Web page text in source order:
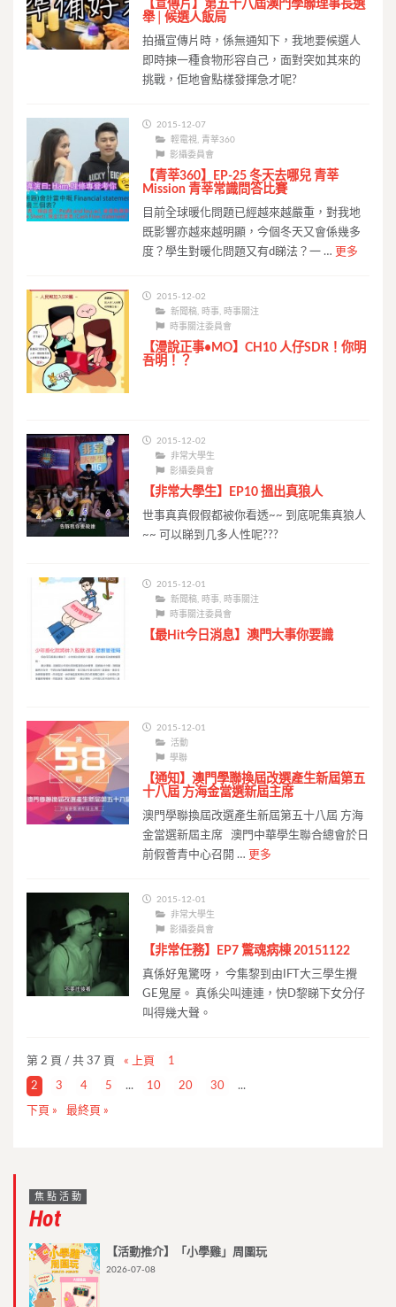
【宣傳片】第五十八屆澳門學聯理事長選
舉│候選人飯局
拍攝宣傳片時，係無通知下，我地要候選人
即時揀一種食物形容自己，面對突如其來的
挑戰，佢地會點樣發揮急才呢?
2015-12-07
輕電視, 青莘360
影攝委員會
【青莘360】EP-25 冬天去哪兒 青莘
Mission 青莘常識問答比賽
目前全球暖化問題已經越來越嚴重，對我地
既影響亦越來越明顯，今個冬天又會係幾多
度？­學生對暖化問題又有d睇法？一 … 更多
2015-12-02
新聞稿, 時事, 時事關注
時事關注委員會
【漫說正事•MO】CH10 人仔SDR！你明
吾明！？
2015-12-02
非常大學生
影攝委員會
【非常大學生】EP10 搵出真狼人
世事真真假假都被你看透~~ 到底呢集真狼人
~~ 可以睇到几多人性呢???
2015-12-01
新聞稿 時事 時事關注
時事關注委員會
【最Hit今日消息】澳門大事你要識
2015-12-01
活動
學聯
【通知】澳門學聯換屆改選產生新屆第五
十八屆 方海金當選新屆主席
澳門學聯換屆改選產生新屆第五十八屆 方海
金當選新屆主席 澳門中華學生聯合總會於日
前假薈青中心召開 … 更多
2015-12-01
非常大學生
影攝委員會
​【​非常任務】​EP7 驚魂病棟 20151122
真係好鬼驚呀， 今集黎到由IFT大三學生攪
GE鬼屋。 真係尖叫連連，快D黎睇下女分仔
叫得幾大聲。
第 2 頁 / 共 37 頁 « 上頁 1
2 3 4 5 ... 10 20 30 ...
下頁 » 最終頁 »
焦點活動
Hot
【活動推介】「小學雞」周圍玩
2026-07-08